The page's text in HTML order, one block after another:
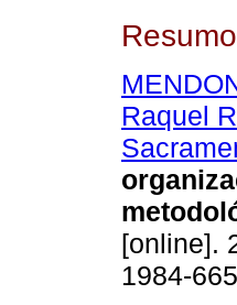
Resumo
Raquel
[online].
1984-